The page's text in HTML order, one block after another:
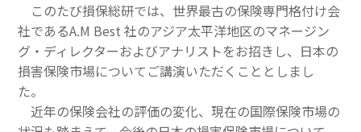
調査報告書
機関誌「損保総研レポート」
損害保険研究
このたび損保総研では、世界最古の保険専門格付け会
社であるA.M Best 社のアジア太平洋地区のマネージン
グ・ディレクターおよびアナリストをお招きし、日本の
損害保険市場についてご講演いただくこととしまし
た。
近年の保険会社の評価の変化、現在の国際保険市場の